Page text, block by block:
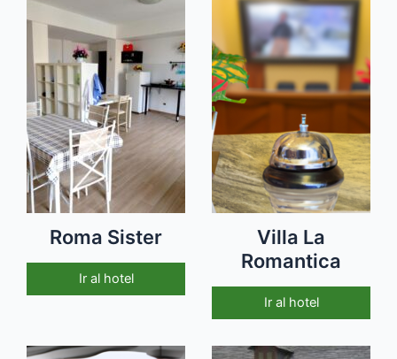
Roma Sister
Ir al hotel
Villa La
Romantica
Ir al hotel